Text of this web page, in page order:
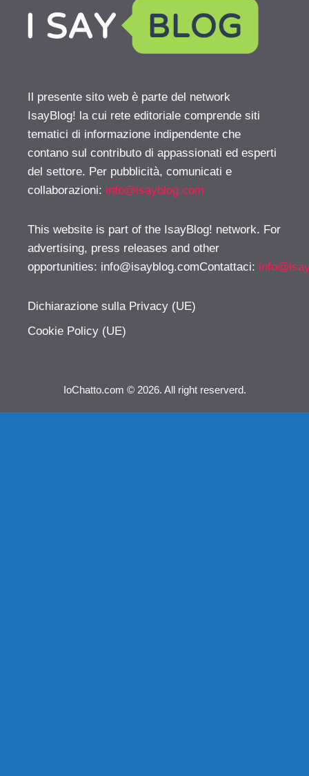
Il presente sito web è parte del network
IsayBlog! la cui rete editoriale comprende siti
tematici di informazione indipendente che
contano sul contributo di appassionati ed esperti
del settore. Per pubblicità, comunicati e
collaborazioni: info@isayblog.com
This website is part of the IsayBlog! network. For
advertising, press releases and other
opportunities: info@isayblog.comContattaci:
Dichiarazione sulla Privacy (UE)
Cookie Policy (UE)
IoChatto.com © 2026. All right reserverd.